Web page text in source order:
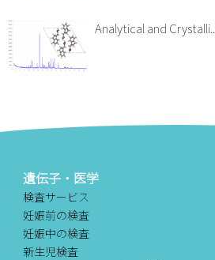
Analytical and Crystalli..
遺伝子・医学
検査サービス
妊娠前の検査
妊娠中の検査
新生児検査